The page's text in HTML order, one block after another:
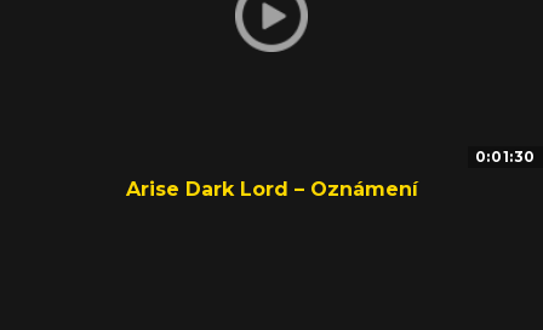
0:01:30
Arise Dark Lord – Oznámení